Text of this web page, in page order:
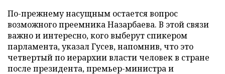
По-прежнему насущным остается вопрос
возможного преемника Назарбаева. В этой связи
важно и интересно, кого выберут спикером
парламента, указал Гусев, напомнив, что это
четвертый по иерархии власти человек в стране
после президента, премьер-министра и